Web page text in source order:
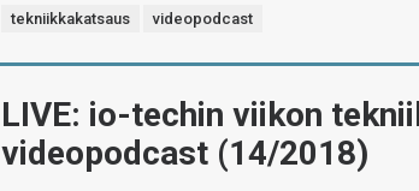
tekniikkakatsaus videopodcast
LIVE: io-techin viikon
videopodcast (14/2018)